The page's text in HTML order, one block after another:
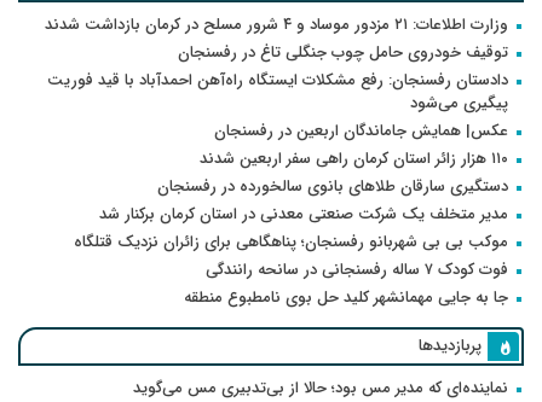
وزارت اطلاعات: ۲۱ مزدور موساد و ۴ شرور مسلح در کرمان بازداشت شدند
توقیف خودروی حامل چوب جنگلی تاغ در رفسنجان
دادستان رفسنجان: رفع مشکلات ایستگاه راه‌آهن احمدآباد با قید فوریت
پیگیری می‌شود
عکس| همایش جاماندگان اربعین در رفسنجان
۱۱۰ هزار زائر استان کرمان راهی سفر اربعین شدند
دستگیری سارقان طلاهای بانوی سالخورده در رفسنجان
مدیر متخلف یک شرکت صنعتی معدنی در استان کرمان برکنار شد
موکب بی بی شهربانو رفسنجان؛ پناهگاهی برای زائران نزدیک قتلگاه
فوت کودک ۷ ساله رفسنجانی در سانحه رانندگی
جا به جایی مهمانشهر کلید حل بوی نامطبوع منطقه
پربازدیدها
نماینده‌ای که مدیر مس بود؛ حالا از بی‌تدبیری مس می‌گوید